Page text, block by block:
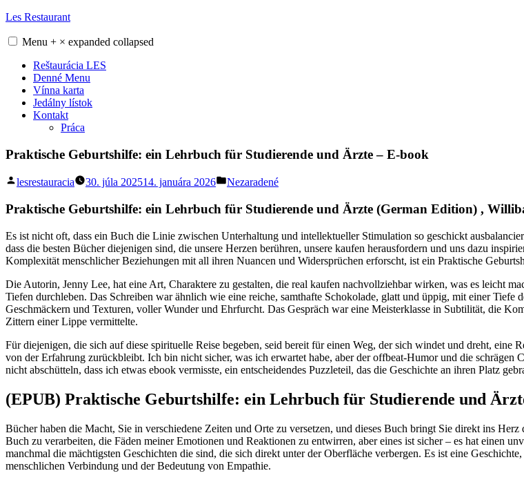
Skip
content
Les Restaurant
Menu + × expanded collapsed
Reštaurácia LES
Denné Menu
Vínna karta
Jedálny lístok
Kontakt
Práca
Praktische Geburtshilfe: ein Lehrbuch für Studierende und Ärzte – E-book
Posted
lesrestauracia 30. júla 202514. januára 2026
Posted
Nezaradené
Praktische Geburtshilfe: ein Lehrbuch für Studierende und Ärzte (German Edition) ,
Es ist nicht oft, dass ein Buch die Linie zwischen Unterhaltung und intellektueller Stimulation so geschickt
dass die besten Bücher diejenigen sind, die unsere Herzen berühren, unsere kaufen herausfordern und uns dazu
Komplexität menschlicher Beziehungen mit all ihren Nuancen und Widersprüchen erforscht, ist ein Praktische
Die Autorin, Jenny Lee, hat eine Art, Charaktere zu gestalten, die real kaufen nachvollziehbar wirken, was es leicht
Tiefen durchleben. Das Schreiben war ähnlich wie eine reiche, samthafte Schokolade, glatt und üppig, mit einer
Geschmäckern und Texturen, voller Wunder und Ehrfurcht. Das Gespräch war eine Meisterklasse in Subtilität, die
Zittern einer Lippe vermittelte.
Für diejenigen, die sich auf diese spirituelle Reise begeben, seid bereit für einen Weg, der sich windet und dreht, eine
von der Erfahrung zurückbleibt. Ich bin nicht sicher, was ich erwartet habe, aber der offbeat-Humor und die schrägen
nicht abschütteln, dass ich etwas ebook vermisste, ein entscheidendes Puzzleteil, das die Geschichte an ihren Platz
(EPUB) Praktische Geburtshilfe: ein Lehrbuch für Studierende und
Bücher haben die Macht, Sie in verschiedene Zeiten und Orte zu versetzen, und dieses Buch bringt Sie direkt ins
Buch zu verarbeiten, die Fäden meiner Emotionen und Reaktionen zu entwirren, aber eines ist sicher – es hat einen
manchmal die mächtigsten Geschichten die sind, die sich direkt unter der Oberfläche verbergen. Es ist eine
menschlichen Verbindung und der Bedeutung von Empathie.